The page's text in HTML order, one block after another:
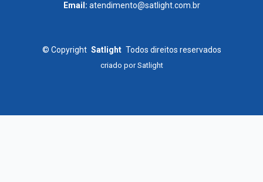
Email: atendimento@satlight.com.br
© Copyright Satlight Todos direitos reservados
criado porSatlight